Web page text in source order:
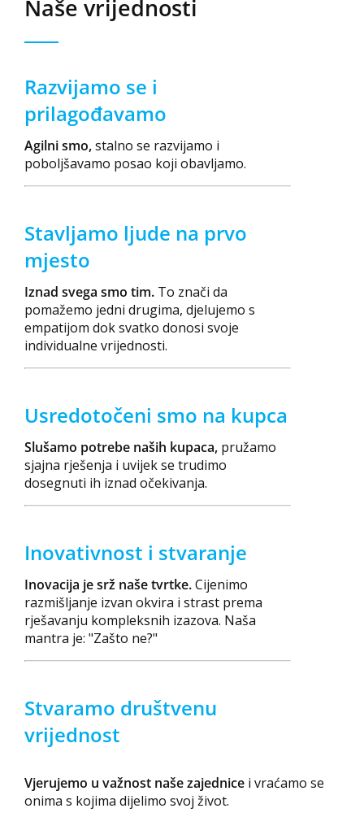
Naše vrijednosti
Razvijamo se i
prilagođavamo
Agilni smo,stalno se razvijamo i
poboljšavamo posao koji obavljamo.
Stavljamo ljude na prvo
mjesto
Iznad svega smo tim. To znači da
pomažemo jedni drugima, djelujemo s
empatijom dok svatko donosi svoje
individualne vrijednosti.
Usredotočeni smo na kupca
Slušamo potrebe naših kupaca, pružamo
sjajna rješenja i uvijek se trudimo
dosegnuti ih iznad očekivanja.
Inovativnost i stvaranje
Inovacija je srž naše tvrtke.Cijenimo
razmišljanje izvan okvira i strast prema
rješavanju kompleksnih izazova. Naša
mantra je: "Zašto ne?"
Stvaramo društvenu
vrijednost
Vjerujemo u važnost naše zajednice i vraćamo se
onima s kojima dijelimo svoj život.